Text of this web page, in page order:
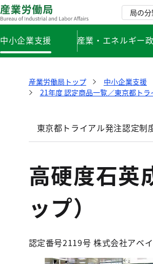
局の
中小企業支援 産業・エネルギー
産業労働局トップ 中小企業支援
21年度 認定商品一覧／東京都ト
東京都トライアル発注認定制
高硬度石英
ップ）
認定番号2119号 株式会社アベ